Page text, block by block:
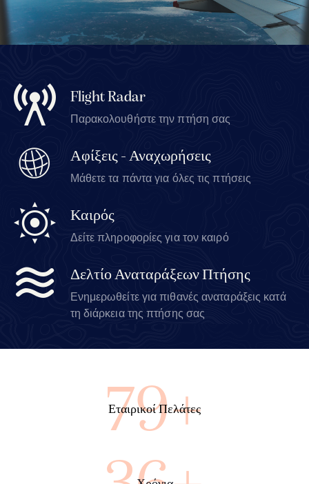
Flight Radar
Παρακολουθήστε την πτήση σας
Αφίξεις - Αναχωρήσεις
Μάθετε τα πάντα για όλες τις πτήσεις
Καιρός
Δείτε πληροφορίες για τον καιρό
Δελτίο Αναταράξεων Πτήσης
Ενημερωθείτε για πιθανές αναταράξεις κατά
τη διάρκεια της πτήσης σας
100+
Εταιρικοί Πελάτες